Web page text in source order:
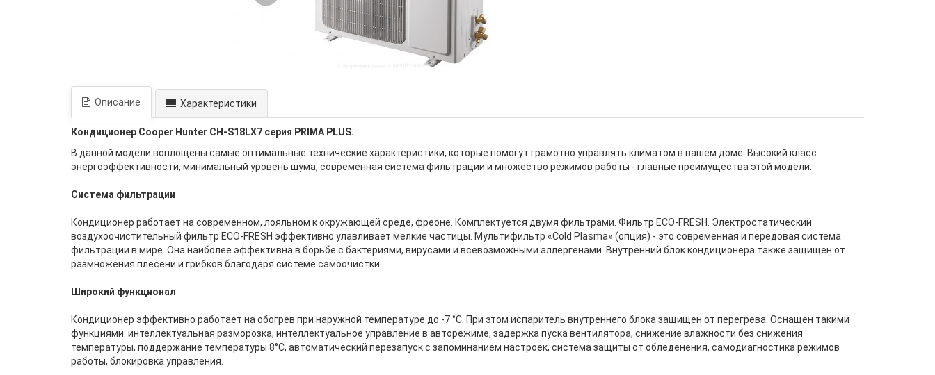
Описание Характеристики
Кондиционер Cooper Hunter CH-S18LX7 серия PRIMA PLUS.
В данной модели воплощены самые оптимальные технические характеристики, которые помогут грамотно управлять климатом в вашем доме. Высокий класс
энергоэффективности, минимальный уровень шума, современная система фильтрации и множество режимов работы - главные преимущества этой модели.
Система фильтрации
Кондиционер работает на современном, лояльном к окружающей среде, фреоне. Комплектуется двумя фильтрами. Фильтр ECO-FRESH. Электростатический
воздухоочистительный фильтр ECO-FRESH эффективно улавливает мелкие частицы. Мультифильтр «Сold Plasma» (опция) - это современная и передовая система
фильтрации в мире. Она наиболее эффективна в борьбе с бактериями, вирусами и всевозможными аллергенами. Внутренний блок кондиционера также защищен от
размножения плесени и грибков благодаря системе самоочистки.
Широкий функционал
Кондиционер эффективно работает на обогрев при наружной температуре до -7 °С. При этом испаритель внутреннего блока защищен от перегрева. Оснащен такими
функциями: интеллектуальная разморозка, интеллектуальное управление в авторежиме, задержка пуска вентилятора, снижение влажности без снижения
температуры, поддержание температуры 8°С, автоматический перезапуск с запоминанием настроек, система защиты от обледенения, самодиагностика режимов
работы, блокировка управления.